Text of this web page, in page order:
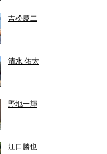
吉松慶二
清水 佑太
野地一輝
江口勝也